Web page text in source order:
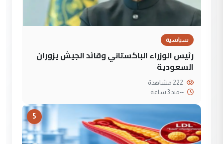
سياسية
رئيس الوزراء الباكستاني وقائد الجيش يزوران
السعودية
--منذ 3 ساعة
5